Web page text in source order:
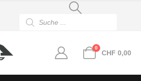
search
0
CHF 0,00